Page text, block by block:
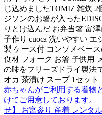
じ込めましたTOMIZ 雑炊
ジソンのお箸が入った
りとけ込んだ お弁当箸 富
子作り cuoca 洗いやすい
製 ケース付 コンソメベー
食材 フォーク お箸 子供用
の味をフリーズドライ製法
オカ 茶漬け スープ 1セット
赤ちゃんがご利用する着物
けてご用意しております。
せ】 お宮参り 産着 レンタ